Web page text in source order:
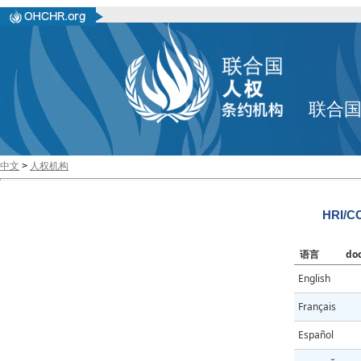
联合
中文 > 人权机构
HRI/
语言
English
Français
Español